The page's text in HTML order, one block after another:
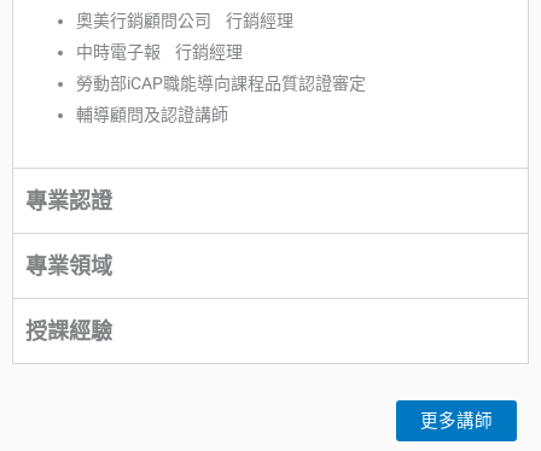
奧美行銷顧問公司 行銷經理
中時電子報 行銷經理
勞動部iCAP職能導向課程品質認證審定
輔導顧問及認證講師
專業認證
專業領域
授課經驗
更多講師